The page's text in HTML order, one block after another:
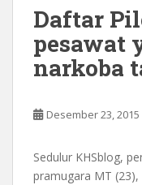
Daftar
pesawat
narkoba
Desember 23, 2015
Sedulur KHSblog,
pramugara MT (23),